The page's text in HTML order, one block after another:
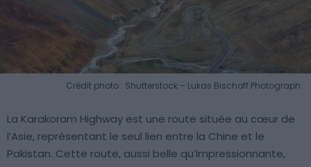
Crédit photo : Shutterstock – Lukas Bischoff Photograph
La Karakoram Highway est une route située au cœur de
l’Asie, représentant le seul lien entre la Chine et le
Pakistan. Cette route, aussi belle qu’impressionnante,